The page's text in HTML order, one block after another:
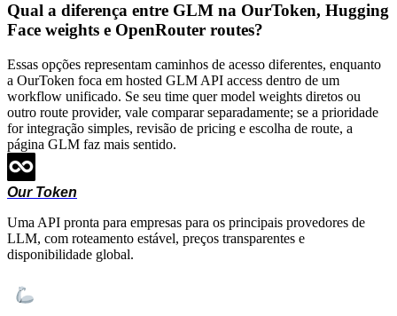
Qual a diferença entre GLM na OurToken, Hugging
Face weights e OpenRouter routes?
Essas opções representam caminhos de acesso diferentes, enquanto
a OurToken foca em hosted GLM API access dentro de um
workflow unificado. Se seu time quer model weights diretos ou
outro route provider, vale comparar separadamente; se a prioridade
for integração simples, revisão de pricing e escolha de route, a
página GLM faz mais sentido.
Our Token
Uma API pronta para empresas para os principais provedores de
LLM, com roteamento estável, preços transparentes e
disponibilidade global.